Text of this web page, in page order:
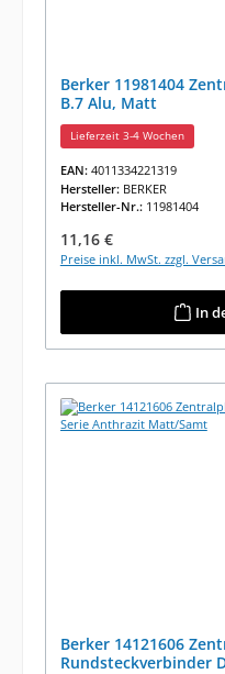
Berker 11981404
B.7 Alu, Matt
Lieferzeit 3-4 Wochen
EAN: 4011334221319
Hersteller: BERKER
Hersteller-Nr.: 11981404
Regulärer Preis:
11,16 €
Preise inkl. MwSt. zzgl.
In
Berker 14121606
Rundsteckverbinder